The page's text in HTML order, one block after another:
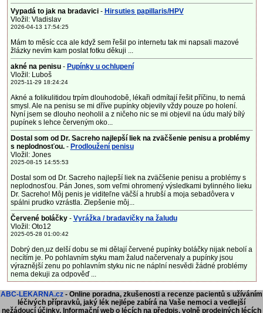
Vypadá to jak na bradavici - Hirsuties papillaris/HPV
Vložil: Vladislav
2026-04-13 17:54:25
Mám to měsíc cca ale když sem řešil po internetu tak mi napsali mazové
žlázky nevím kam poslat fotku děkuji ...
akné na penisu- Pupínky u ochlupení
Vložil: Luboš
2025-11-29 18:24:24
Akné a folikulitidou trpím dlouhodobě, lékaři odmítají řešit příčinu, to nemá
smysl. Ale na penisu se mi dříve pupínky objevily vždy pouze po holení.
Nyní jsem se dlouho neoholil a z ničeho nic se mi objevil na údu malý bílý
pupínek s lehce červeným oko...
Dostal som od Dr. Sacreho najlepší liek na zväčšenie penisu a problémy
s neplodnosťou.- Prodloužení penisu
Vložil: Jones
2025-08-15 14:55:53
Dostal som od Dr. Sacreho najlepší liek na zväčšenie penisu a problémy s
neplodnosťou. Pán Jones, som veľmi ohromený výsledkami bylinného lieku
Dr. Sacreho! Môj penis je viditeľne väčší a hrubší a moja sebadôvera v
spálni prudko vzrástla. Zlepšenie môj...
Červené boláčky - Vyrážka / bradavičky na žaludu
Vložil: Oto12
2025-05-28 01:00:42
Dobrý den,uz delší dobu se mi dělají červené pupínky boláčky nijak nebolí a
necítím je. Po pohlavním styku mam žalud načervenaly a pupínky jsou
výraznější zenu po pohlavním styku nic ne náplní nesvědi žádné problémy
nema dekuji za odpověď ...
ABC-LEKARNA.cz - Online poradna, zkušenosti a recenze pacientů s užíváním
léčivých přípravků, jaký lék nejlépe zabírá na Vaše nemoci a vedlejší
nežádoucí účinky. Informační web o lécích na předpis, volně prodejných lécích